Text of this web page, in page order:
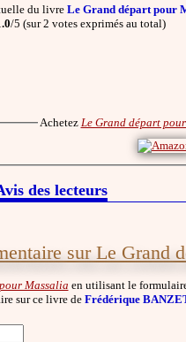
du livreLe Grand départ pour
/5 (sur 2 votes exprimés au total)
Achetez Le Grand départ
des lecteurs
sur Le Grand
Massalia en utilisant le
sur ce livre de Frédérique